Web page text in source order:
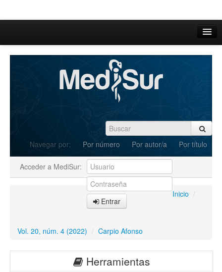
Inicio
Actual
Archivos
Navegar por: Por número Por autor/a Por título
Acceder a MediSur:
Entrar
Inicio /
Vol. 20, núm. 4 (2022) / Carpio Afonso
Herramientas